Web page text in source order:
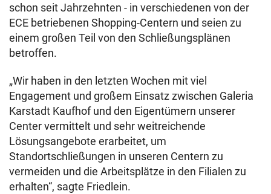
schon seit Jahrzehnten - in verschiedenen von der
ECE betriebenen Shopping-Centern und seien zu
einem großen Teil von den Schließungsplänen
betroffen.
„Wir haben in den letzten Wochen mit viel
Engagement und großem Einsatz zwischen Galeria
Karstadt Kaufhof und den Eigentümern unserer
Center vermittelt und sehr weitreichende
Lösungsangebote erarbeitet, um
Standortschließungen in unseren Centern zu
vermeiden und die Arbeitsplätze in den Filialen zu
erhalten“, sagte Friedlein.